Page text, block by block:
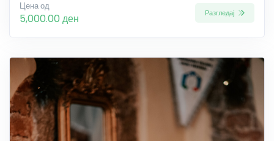
Цена од
5,000.00 ден Разгледај